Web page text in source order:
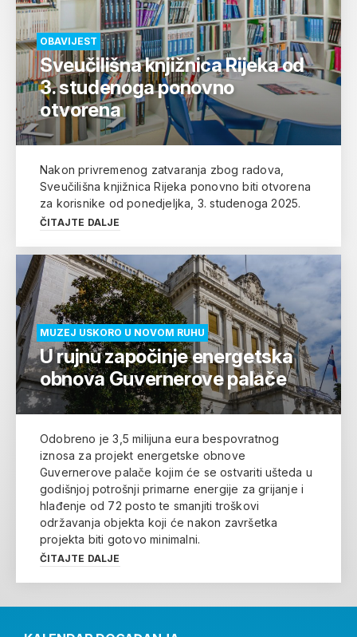
OBAVIJEST
Sveučilišna knjižnica Rijeka od
3. studenoga ponovno
otvorena
Nakon privremenog zatvaranja zbog radova,
Sveučilišna knjižnica Rijeka ponovno biti otvorena
za korisnike od ponedjeljka, 3. studenoga 2025.
ČITAJTE DALJE
MUZEJ USKORO U NOVOM RUHU
U rujnu započinje energetska
obnova Guvernerove palače
Odobreno je 3,5 milijuna eura bespovratnog
iznosa za projekt energetske obnove
Guvernerove palače kojim će se ostvariti ušteda u
godišnjoj potrošnji primarne energije za grijanje i
hlađenje od 72 posto te smanjiti troškovi
održavanja objekta koji će nakon završetka
projekta biti gotovo minimalni.
ČITAJTE DALJE